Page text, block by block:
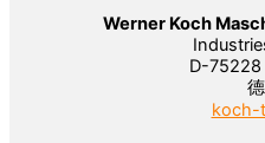
Werner Koch
D-
koch-